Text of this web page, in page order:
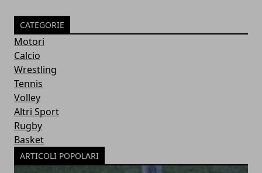
CATEGORIE
Motori
Calcio
Wrestling
Tennis
Volley
Altri Sport
Rugby
Basket
ARTICOLI POPOLARI